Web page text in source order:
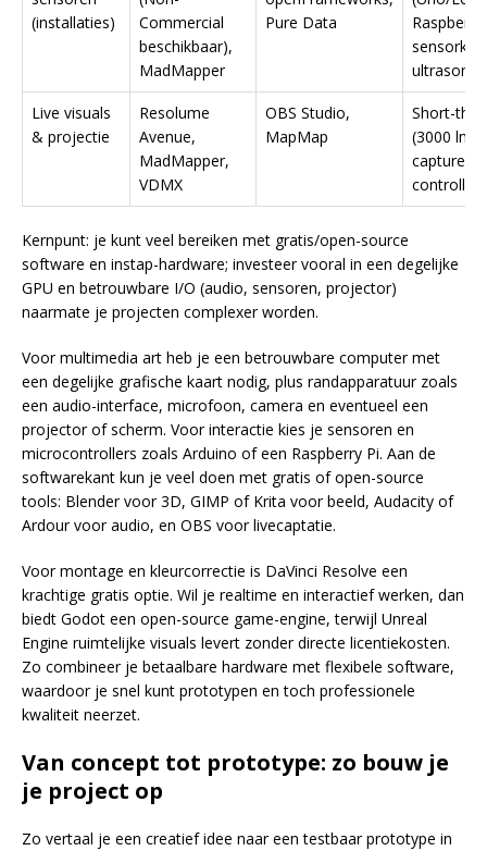
(installaties)
Commercial
beschikbaar),
MadMapper
Pure Data
sensorkit
Live visuals
& projectie
Resolume
Avenue,
MadMapper,
VDMX
OBS Studio,
MapMap
Short-
(3000
capture,
controller
Kernpunt: je kunt veel bereiken met gratis/open-source
software en instap-hardware; investeer vooral in een degelijke
GPU en betrouwbare I/O (audio, sensoren, projector)
naarmate je projecten complexer worden.
Voor multimedia art heb je een betrouwbare computer met
een degelijke grafische kaart nodig, plus randapparatuur zoals
een audio-interface, microfoon, camera en eventueel een
projector of scherm. Voor interactie kies je sensoren en
microcontrollers zoals Arduino of een Raspberry Pi. Aan de
softwarekant kun je veel doen met gratis of open-source
tools: Blender voor 3D, GIMP of Krita voor beeld, Audacity of
Ardour voor audio, en OBS voor livecaptatie.
Voor montage en kleurcorrectie is DaVinci Resolve een
krachtige gratis optie. Wil je realtime en interactief werken, dan
biedt Godot een open-source game-engine, terwijl Unreal
Engine ruimtelijke visuals levert zonder directe licentiekosten.
Zo combineer je betaalbare hardware met flexibele software,
waardoor je snel kunt prototypen en toch professionele
kwaliteit neerzet.
Van concept tot prototype: zo bouw je
je project op
Zo vertaal je een creatief idee naar een testbaar prototype in